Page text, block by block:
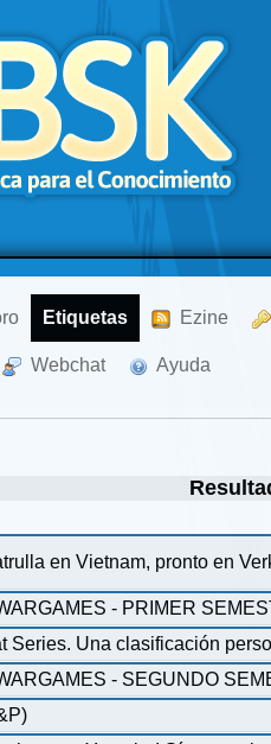
Etiquetas Ezine
Webchat Ayuda
en Vietnam, pronto en
- PRIMER
Series. Una clasificación
- SEGUNDO